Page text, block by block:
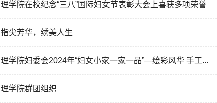
理学院在校纪念“三八”国际妇女节表彰大会上喜获多项荣誉
指尖芳华，绣美人生
理学院妇委会2024年“妇女小家一家一品”—绘彩风华 手工...
理学院群团组织